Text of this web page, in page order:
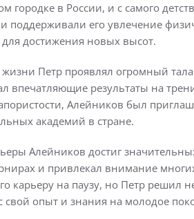
городке в России, и с самого
поддерживали его увлечение
достижения новых высот.
Петр проявлял огромный
впечатляющие результаты на
Алейников был
академий в стране.
Алейников достиг
и привлекал внимание
карьеру на паузу, но Петр решил
свой опыт и знания на молодое